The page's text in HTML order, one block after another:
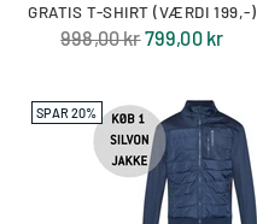
GRATIS T-SHIRT (VÆRDI 199,-)
Normal
998,00 kr799,00 kr
SPAR 20%